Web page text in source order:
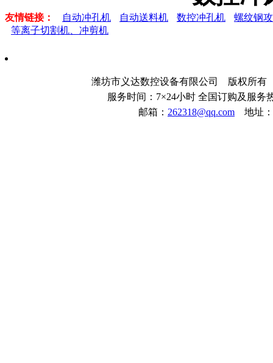
友情链接： 自动冲孔机 自动送料机 数控冲孔机
螺纹钢
等离子切割机、冲剪机
潍坊市义达数控设备有限公司 版权所
服务时间：7×24小时 全国订购及服
邮箱： 262318@qq.com 地址